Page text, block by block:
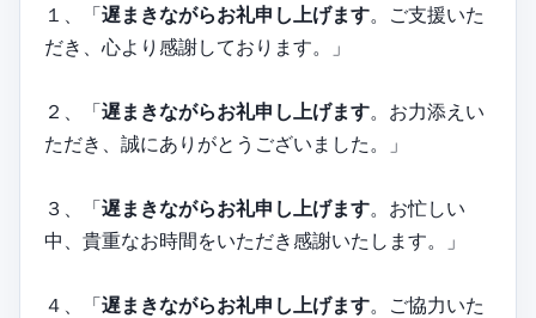
１、「遅まきながらお礼申し上げます。ご支援いた
だき、心より感謝しております。」
２、「遅まきながらお礼申し上げます。お力添えい
ただき、誠にありがとうございました。」
３、「遅まきながらお礼申し上げます。お忙しい
中、貴重なお時間をいただき感謝いたします。」
４、「遅まきながらお礼申し上げます。ご協力いた